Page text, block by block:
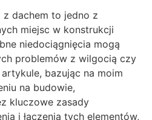
dachem to jedno z
miejsc w konstrukcji
niedociągnięcia mogą
problemów z wilgocią czy
bazując na moim
na budowie,
kluczowe zasady
i łączenia tych elementów,